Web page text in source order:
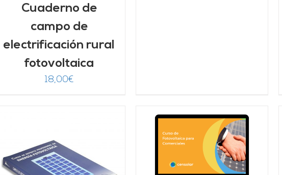
Cuaderno de
campo de
electrificación rural
fotovoltaica
18,00€
AÑADIR AL CARRITO
DETALLES
AÑADIR AL CARRITO
DETALLES